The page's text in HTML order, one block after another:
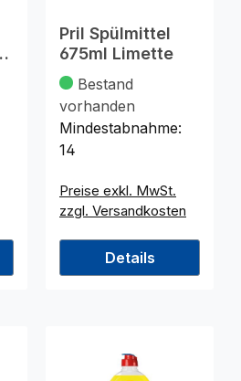
Pril Spülmittel
675ml Limette
Bestand
vorhanden
Mindestabnahme:
14
Preise exkl. MwSt.
zzgl. Versandkosten
Details